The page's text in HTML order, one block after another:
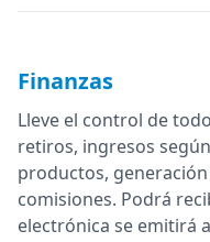
Finanzas
Lleve el control de
retiros, ingresos
productos,
comisiones. Podrá
electrónica se emitirá